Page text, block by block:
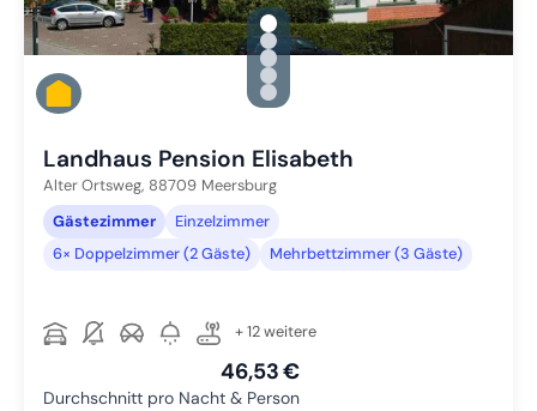
gallery.slide_selector
Zu Slide 1 wechseln
Zu Slide 2 wechseln
Zu Slide 3 wechseln
Zu Slide 4 wechseln
Zu Slide 5 wechseln
Landhaus Pension Elisabeth
Alter Ortsweg, 88709 Meersburg
Gästezimmer
Einzelzimmer
6× Doppelzimmer (2 Gäste)
Mehrbettzimmer (3 Gäste)
+ 12 weitere
46,53 €
Durchschnitt pro Nacht & Person